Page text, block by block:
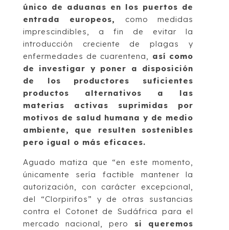
único de aduanas en los puertos de
entrada europeos, como medidas
imprescindibles, a fin de evitar la
introducción creciente de plagas y
enfermedades de cuarentena, así como
de investigar y poner a disposición
de los productores suficientes
productos alternativos a las
materias activas suprimidas por
motivos de salud humana y de medio
ambiente, que resulten sostenibles
pero igual o más eficaces.
Aguado matiza que “en este momento,
únicamente sería factible mantener la
autorización, con carácter excepcional,
del “Clorpirifos” y de otras sustancias
contra el Cotonet de Sudáfrica para el
mercado nacional, pero si queremos